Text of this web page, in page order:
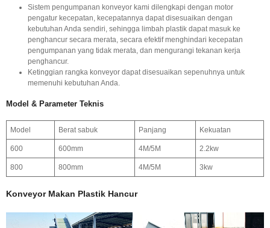
Sistem pengumpanan konveyor kami dilengkapi dengan motor
pengatur kecepatan, kecepatannya dapat disesuaikan dengan
kebutuhan Anda sendiri, sehingga limbah plastik dapat masuk ke
penghancur secara merata, secara efektif menghindari kecepatan
pengumpanan yang tidak merata, dan mengurangi tekanan kerja
penghancur.
Ketinggian rangka konveyor dapat disesuaikan sepenuhnya untuk
memenuhi kebutuhan Anda.
Model & Parameter Teknis
Model Berat sabuk Panjang Kekuatan
600 600mm 4M/5M 2.2kw
800 800mm 4M/5M 3kw
Konveyor Makan Plastik Hancur